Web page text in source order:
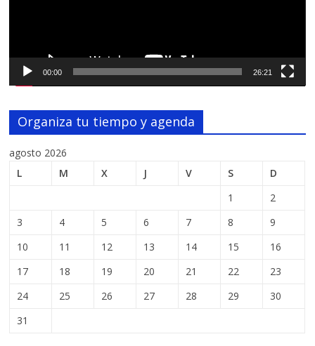
00:00 26:21
Organiza tu tiempo y agenda
agosto 2026
L
M X J V S
D
1
2
3
4 5 6 7 8
9
10
11 12 13 14 15
16
17
18 19 20 21 22
23
24
25 26 27 28 29
30
31